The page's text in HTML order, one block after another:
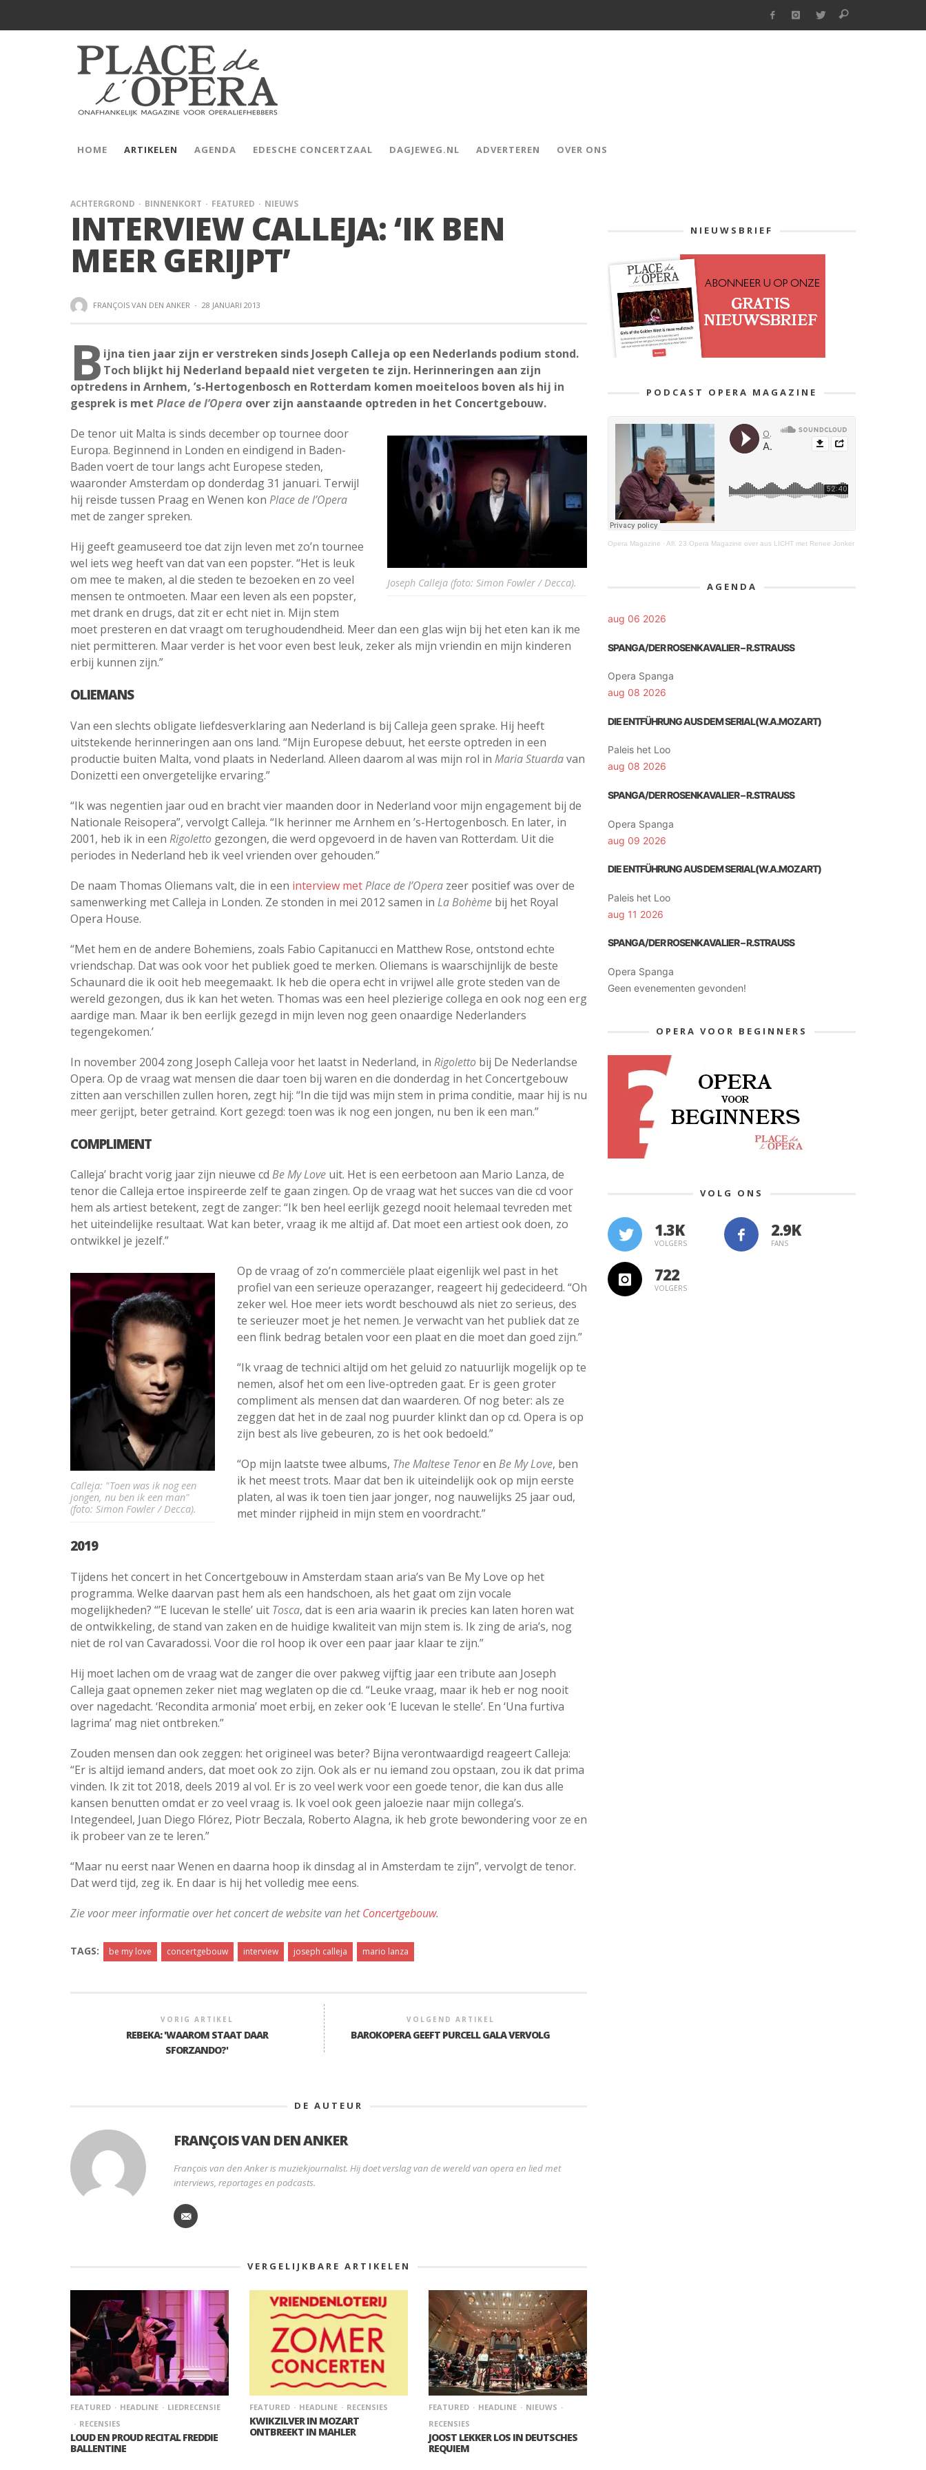
HOME ARTIKELEN AGENDA EDESCHE CONCERTZAAL DAGJEWEG.NL ADVERTEREN OVER ONS
ACHTERGROND BINNENKORT FEATURED NIEUWS
INTERVIEW CALLEJA: ‘IK BEN
MEER GERIJPT’
FRANÇOIS VAN DEN ANKER · 28 JANUARI 2013
B ijna tien jaar zijn er verstreken sinds Joseph Calleja op een Nederlands podium stond.
Toch blijkt hij Nederland bepaald niet vergeten te zijn. Herinneringen aan zijn
optredens in Arnhem, ’s-Hertogenbosch en Rotterdam komen moeiteloos boven als hij in
gesprek is met Place de l’Opera over zijn aanstaande optreden in het Concertgebouw.
Joseph Calleja (foto: Simon Fowler / Decca).
De tenor uit Malta is sinds december op tournee door
Europa. Beginnend in Londen en eindigend in Baden-
Baden voert de tour langs acht Europese steden,
waaronder Amsterdam op donderdag 31 januari. Terwijl
hij reisde tussen Praag en Wenen kon Place de l’Opera
met de zanger spreken.
Hij geeft geamuseerd toe dat zijn leven met zo’n tournee
wel iets weg heeft van dat van een popster. “Het is leuk
om mee te maken, al die steden te bezoeken en zo veel
mensen te ontmoeten. Maar een leven als een popster,
met drank en drugs, dat zit er echt niet in. Mijn stem
moet presteren en dat vraagt om terughoudendheid. Meer dan een glas wijn bij het eten kan ik me
niet permitteren. Maar verder is het voor even best leuk, zeker als mijn vriendin en mijn kinderen
erbij kunnen zijn.”
OLIEMANS
Van een slechts obligate liefdesverklaring aan Nederland is bij Calleja geen sprake. Hij heeft
uitstekende herinneringen aan ons land. “Mijn Europese debuut, het eerste optreden in een
productie buiten Malta, vond plaats in Nederland. Alleen daarom al was mijn rol in Maria Stuardavan
Donizetti een onvergetelijke ervaring.”
“Ik was negentien jaar oud en bracht vier maanden door in Nederland voor mijn engagement bij de
Nationale Reisopera”, vervolgt Calleja. “Ik herinner me Arnhem en ’s-Hertogenbosch. En later, in
2001, heb ik in een Rigoletto gezongen, die werd opgevoerd in de haven van Rotterdam. Uit die
periodes in Nederland heb ik veel vrienden over gehouden.”
De naam Thomas Oliemans valt, die in een interview metPlace de l’Opera zeer positief was over de
samenwerking met Calleja in Londen. Ze stonden in mei 2012 samen in La Bohème bij het Royal
Opera House.
“Met hem en de andere Bohemiens, zoals Fabio Capitanucci en Matthew Rose, ontstond echte
vriendschap. Dat was ook voor het publiek goed te merken. Oliemans is waarschijnlijk de beste
Schaunard die ik ooit heb meegemaakt. Ik heb die opera echt in vrijwel alle grote steden van de
wereld gezongen, dus ik kan het weten. Thomas was een heel plezierige collega en ook nog een erg
aardige man. Maar ik ben eerlijk gezegd in mijn leven nog geen onaardige Nederlanders
tegengekomen.’
In november 2004 zong Joseph Calleja voor het laatst in Nederland, in Rigoletto bij De Nederlandse
Opera. Op de vraag wat mensen die daar toen bij waren en die donderdag in het Concertgebouw
zitten aan verschillen zullen horen, zegt hij: “In die tijd was mijn stem in prima conditie, maar hij is nu
meer gerijpt, beter getraind. Kort gezegd: toen was ik nog een jongen, nu ben ik een man.”
COMPLIMENT
Calleja’ bracht vorig jaar zijn nieuwe cd Be My Love uit. Het is een eerbetoon aan Mario Lanza, de
tenor die Calleja ertoe inspireerde zelf te gaan zingen. Op de vraag wat het succes van die cd voor
hem als artiest betekent, zegt de zanger: “Ik ben heel eerlijk gezegd nooit helemaal tevreden met
het uiteindelijke resultaat. Wat kan beter, vraag ik me altijd af. Dat moet een artiest ook doen, zo
ontwikkel je jezelf.”
Calleja: "Toen was ik nog een
jongen, nu ben ik een man"
(foto: Simon Fowler / Decca).
Op de vraag of zo’n commerciële plaat eigenlijk wel past in het
profiel van een serieuze operazanger, reageert hij gedecideerd. “Oh
zeker wel. Hoe meer iets wordt beschouwd als niet zo serieus, des
te serieuzer moet je het nemen. Je verwacht van het publiek dat ze
een flink bedrag betalen voor een plaat en die moet dan goed zijn.”
“Ik vraag de technici altijd om het geluid zo natuurlijk mogelijk op te
nemen, alsof het om een live-optreden gaat. Er is geen groter
compliment als mensen dat dan waarderen. Of nog beter: als ze
zeggen dat het in de zaal nog puurder klinkt dan op cd. Opera is op
zijn best als live gebeuren, zo is het ook bedoeld.”
“Op mijn laatste twee albums, The Maltese Tenoren Be My Love, ben
ik het meest trots. Maar dat ben ik uiteindelijk ook op mijn eerste
platen, al was ik toen tien jaar jonger, nog nauwelijks 25 jaar oud,
met minder rijpheid in mijn stem en voordracht.”
2019
Tijdens het concert in het Concertgebouw in Amsterdam staan aria’s van Be My Love op het
programma. Welke daarvan past hem als een handschoen, als het gaat om zijn vocale
mogelijkheden? “’E lucevan le stelle’ uit Tosca, dat is een aria waarin ik precies kan laten horen wat
de ontwikkeling, de stand van zaken en de huidige kwaliteit van mijn stem is. Ik zing de aria’s, nog
niet de rol van Cavaradossi. Voor die rol hoop ik over een paar jaar klaar te zijn.”
Hij moet lachen om de vraag wat de zanger die over pakweg vijftig jaar een tribute aan Joseph
Calleja gaat opnemen zeker niet mag weglaten op die cd. “Leuke vraag, maar ik heb er nog nooit
over nagedacht. ‘Recondita armonia’ moet erbij, en zeker ook ‘E lucevan le stelle’. En ‘Una furtiva
lagrima’ mag niet ontbreken.”
Zouden mensen dan ook zeggen: het origineel was beter? Bijna verontwaardigd reageert Calleja:
“Er is altijd iemand anders, dat moet ook zo zijn. Ook als er nu iemand zou opstaan, zou ik dat prima
vinden. Ik zit tot 2018, deels 2019 al vol. Er is zo veel werk voor een goede tenor, die kan dus alle
kansen benutten omdat er zo veel vraag is. Ik voel ook geen jaloezie naar mijn collega’s.
Integendeel, Juan Diego Flórez, Piotr Beczala, Roberto Alagna, ik heb grote bewondering voor ze en
ik probeer van ze te leren.”
“Maar nu eerst naar Wenen en daarna hoop ik dinsdag al in Amsterdam te zijn”, vervolgt de tenor.
Dat werd tijd, zeg ik. En daar is hij het volledig mee eens.
Zie voor meer informatie over het concert de website van hetConcertgebouw.
TAGS: be my love concertgebouw interview joseph calleja mario lanza
VORIG ARTIKEL
REBEKA: 'WAAROM STAAT DAAR
SFORZANDO?'
VOLGEND ARTIKEL
BAROKOPERA GEEFT PURCELL GALA VERVOLG
DE AUTEUR
FRANÇOIS VAN DEN ANKER
François van den Anker is muziekjournalist. Hij doet verslag van de wereld van opera en lied met
interviews, reportages en podcasts.
VERGELIJKBARE ARTIKELEN
FEATURED HEADLINE
LIEDRECENSIE
RECENSIES
LOUD EN PROUD RECITAL FREDDIE
BALLENTINE
FEATURED HEADLINE RECENSIES
KWIKZILVER IN MOZART
ONTBREEKT IN MAHLER
FEATURED HEADLINE
NIEUWS
RECENSIES
JOOST LEKKER LOS IN DEUTSCHES
REQUIEM
NIEUWSBRIEF
PODCAST OPERA MAGAZINE
Opera Magazine · Afl. 23 Opera Magazine over aus LICHT met Renee Jonker
AGENDA
aug 06 2026
SPANGA/DER ROSENKAVALIER – R.STRAUSS
Opera Spanga
aug 08 2026
DIE ENTFÜHRUNG AUS DEM SERIAL(W.A.MOZART)
Paleis het Loo
aug 08 2026
SPANGA/DER ROSENKAVALIER – R.STRAUSS
Opera Spanga
aug 09 2026
DIE ENTFÜHRUNG AUS DEM SERIAL(W.A.MOZART)
Paleis het Loo
aug 11 2026
SPANGA/DER ROSENKAVALIER – R.STRAUSS
Opera Spanga
Geen evenementen gevonden!
OPERA VOOR BEGINNERS
VOLG ONS
1.3K
VOLGERS FANS
722
VOLGERS